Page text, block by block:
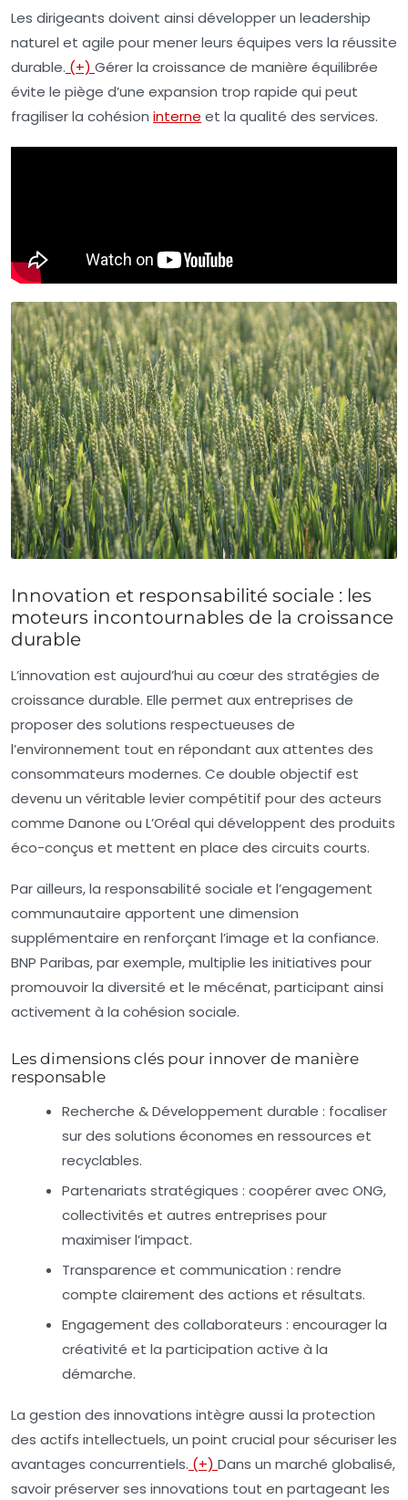
Les dirigeants doivent ainsi développer un leadership
naturel et agile pour mener leurs équipes vers la réussite
durable. (+) Gérer la croissance de manière équilibrée
évite le piège d’une expansion trop rapide qui peut
fragiliser la cohésion interne et la qualité des services.
Innovation et responsabilité sociale : les
moteurs incontournables de la croissance
durable
L’innovation est aujourd’hui au cœur des stratégies de
croissance durable. Elle permet aux entreprises de
proposer des solutions respectueuses de
l’environnement tout en répondant aux attentes des
consommateurs modernes. Ce double objectif est
devenu un véritable levier compétitif pour des acteurs
comme Danone ou L’Oréal qui développent des produits
éco-conçus et mettent en place des circuits courts.
Par ailleurs, la responsabilité sociale et l’engagement
communautaire apportent une dimension
supplémentaire en renforçant l’image et la confiance.
BNP Paribas, par exemple, multiplie les initiatives pour
promouvoir la diversité et le mécénat, participant ainsi
activement à la cohésion sociale.
Les dimensions clés pour innover de manière
responsable
Recherche & Développement durable : focaliser
sur des solutions économes en ressources et
recyclables.
Partenariats stratégiques : coopérer avec ONG,
collectivités et autres entreprises pour
maximiser l’impact.
Transparence et communication : rendre
compte clairement des actions et résultats.
Engagement des collaborateurs : encourager la
créativité et la participation active à la
démarche.
La gestion des innovations intègre aussi la protection
des actifs intellectuels, un point crucial pour sécuriser les
avantages concurrentiels. (+) Dans un marché globalisé,
savoir préserver ses innovations tout en partageant les